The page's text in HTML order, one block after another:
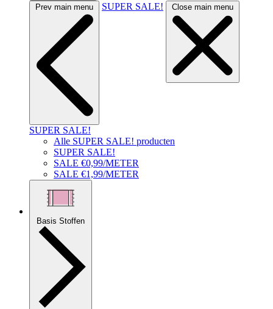
Prev main menu SUPER SALE! Close main menu
SUPER SALE!
Alle SUPER SALE! producten
SUPER SALE!
SALE €0,99/METER
SALE €1,99/METER
Basis Stoffen